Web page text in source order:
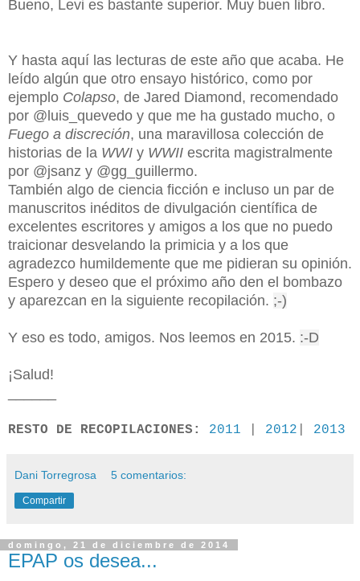
Bueno, Levi es bastante superior. Muy buen libro.
Y hasta aquí las lecturas de este año que acaba. He
leído algún que otro ensayo histórico, como por
ejemplo Colapso, de Jared Diamond, recomendado
por @luis_quevedo y que me ha gustado mucho, o
Fuego a discreción, una maravillosa colección de
historias de la WWI y WWII escrita magistralmente
por @jsanz y @gg_guillermo.
También algo de ciencia ficción e incluso un par de
manuscritos inéditos de divulgación científica de
excelentes escritores y amigos a los que no puedo
traicionar desvelando la primicia y a los que
agradezco humildemente que me pidieran su opinión.
Espero y deseo que el próximo año den el bombazo
y aparezcan en la siguiente recopilación. ;-)
Y eso es todo, amigos. Nos leemos en 2015. :-D
¡Salud!
RESTO DE RECOPILACIONES: 2011 2012 2013
Dani Torregrosa 5 comentarios:
Compartir
domingo, 21 de diciembre de 2014
EPAP os desea...